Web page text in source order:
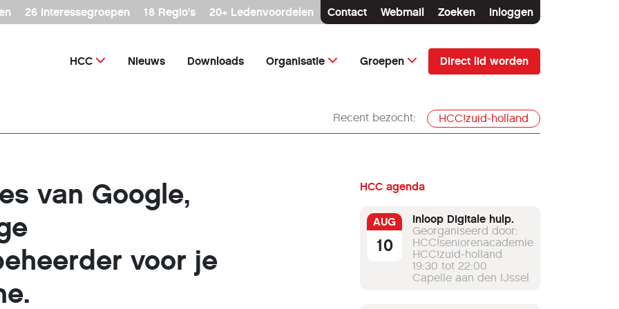
26 interessegroepen 18 Regio's 20+ Ledenvoordelen Contact Webmail Zoeken Inloggen
HCC Nieuws Downloads Organisatie Groepen Direct lid worden
Recent bezocht: HCC!zuid-holland
van Google,
voor je
HCC agenda
AUG
10
Inloop Digitale hulp.
Georganiseerd door:
HCC!seniorenacademie
HCC!zuid-holland
19:30 tot 22:00
Capelle aan den IJssel